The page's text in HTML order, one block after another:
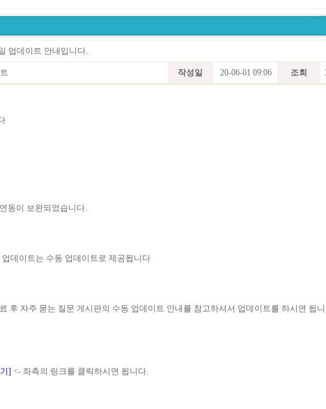
업데이트 안내입니다.
작성일 20-06-01 09:06 조회
동이 보완되었습니다.
업데이트는 수동 업데이트로 제공됩니다
후 자주 묻는 질문 게시판의 수동 업데이트 안내를 참고하셔서 업데이트를 하시면 됩
] <- 좌측의 링크를 클릭하시면 됩니다.